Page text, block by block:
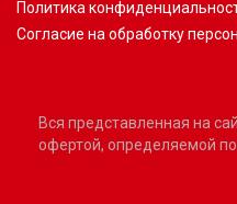
Политика
Согласие на обработку
Вся представленная на
офертой, определяемой